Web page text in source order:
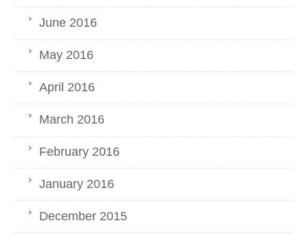
June 2016
May 2016
April 2016
March 2016
February 2016
January 2016
December 2015